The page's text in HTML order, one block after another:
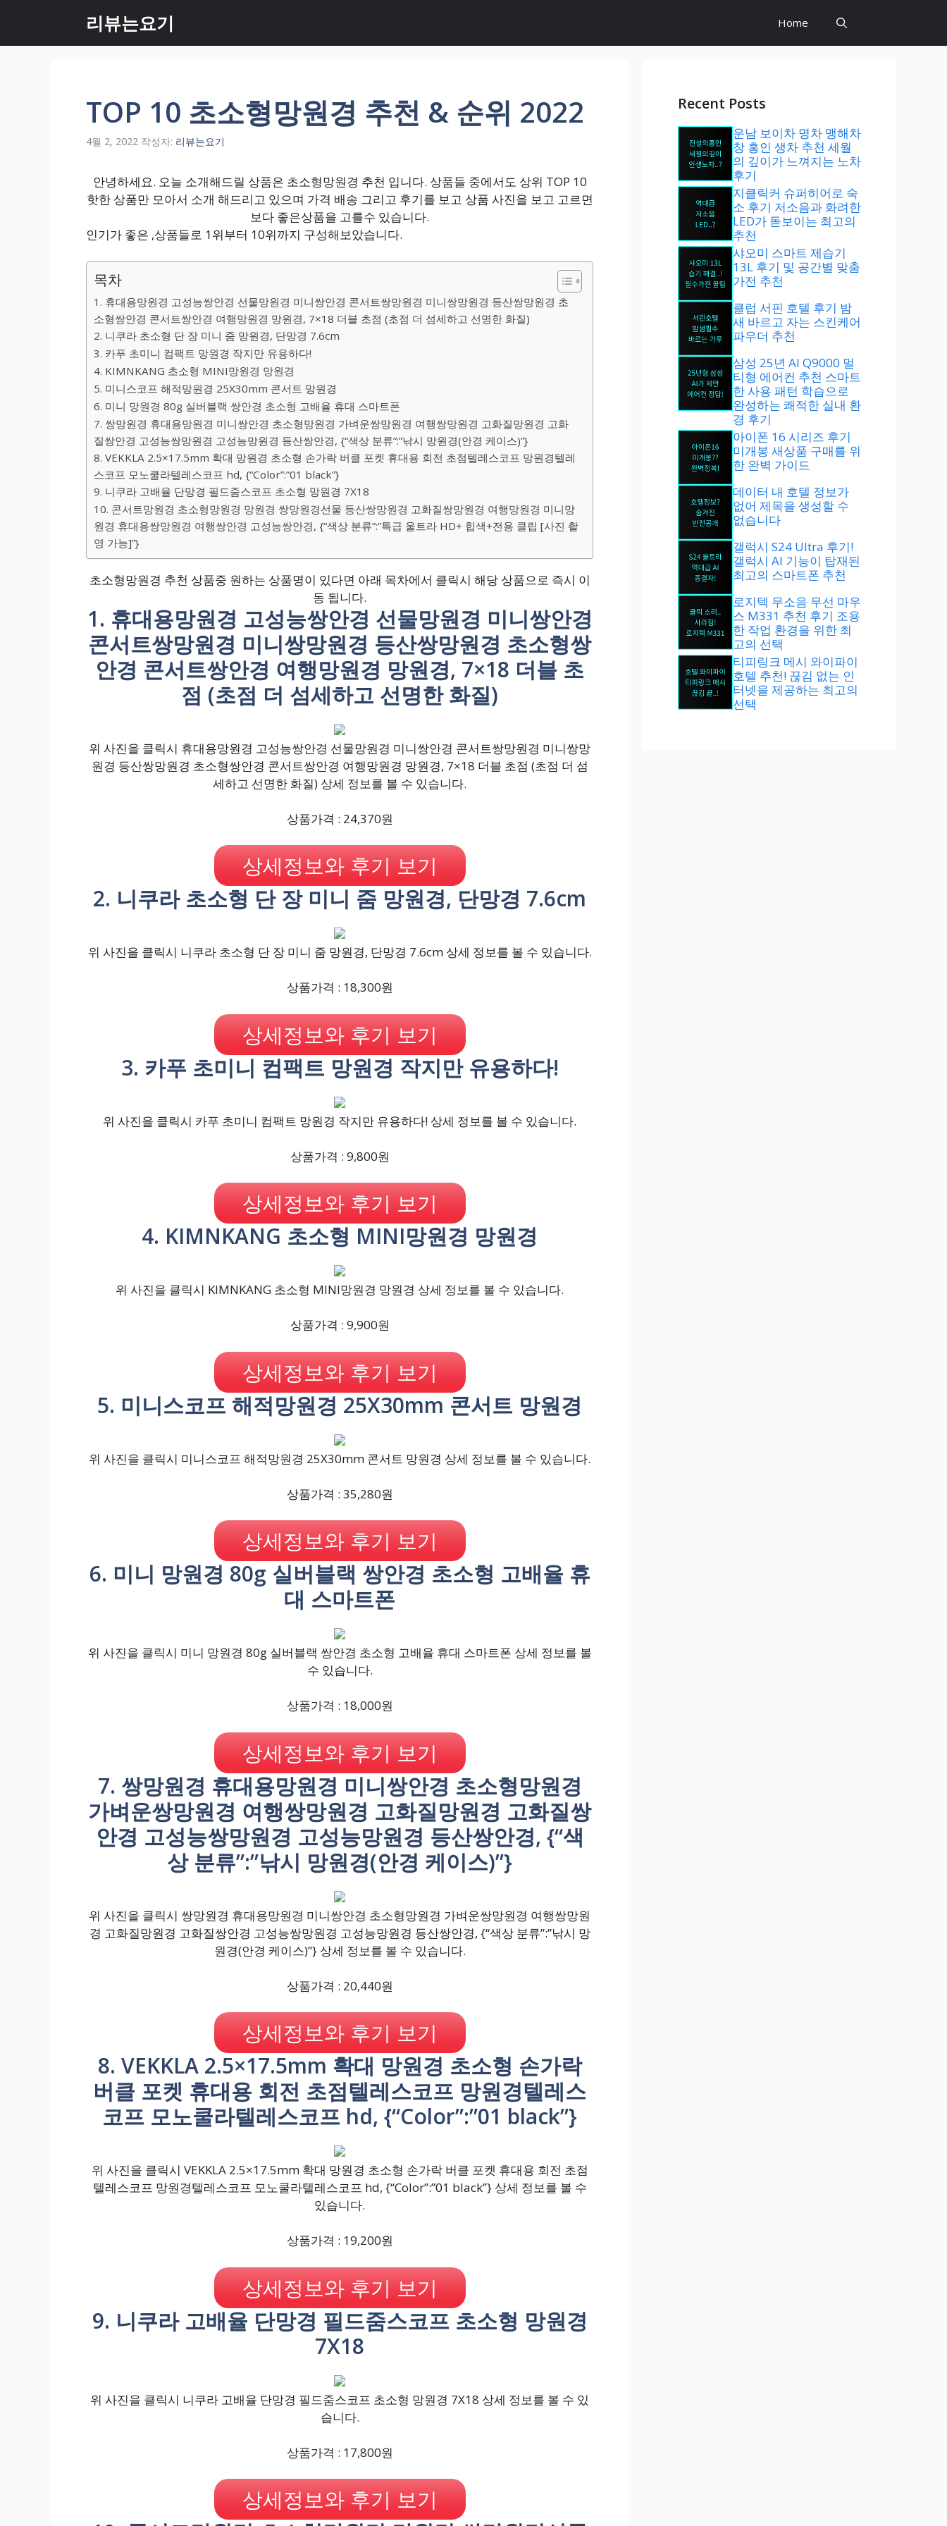
츠
리뷰는요기 Home
TOP 10 초소형망원경 추천 & 순위 2022
4월 2, 2022 작성자: 리뷰는요기
안녕하세요. 오늘 소개해드릴 상품은 초소형망원경 추천 입니다. 상품들 중에서도 상위 TOP 10
핫한 상품만 모아서 소개 해드리고 있으며 가격 배송 그리고 후기를 보고 상품 사진을 보고 고르면
보다 좋은상품을 고를수 있습니다.
인기가 좋은 ,상품들로 1위부터 10위까지 구성해보았습니다.
목차
1. 휴대용망원경 고성능쌍안경 선물망원경 미니쌍안경 콘서트쌍망원경 미니쌍망원경 등산쌍망원경 초
소형쌍안경 콘서트쌍안경 여행망원경 망원경, 7×18 더블 초점 (초점 더 섬세하고 선명한 화질)
2. 니쿠라 초소형 단 장 미니 줌 망원경, 단망경 7.6cm
3. 카푸 초미니 컴팩트 망원경 작지만 유용하다!
4. KIMNKANG 초소형 MINI망원경 망원경
5. 미니스코프 해적망원경 25X30mm 콘서트 망원경
6. 미니 망원경 80g 실버블랙 쌍안경 초소형 고배율 휴대 스마트폰
7. 쌍망원경 휴대용망원경 미니쌍안경 초소형망원경 가벼운쌍망원경 여행쌍망원경 고화질망원경 고화
질쌍안경 고성능쌍망원경 고성능망원경 등산쌍안경, {“색상 분류”:”낚시 망원경(안경 케이스)”}
8. VEKKLA 2.5×17.5mm 확대 망원경 초소형 손가락 버클 포켓 휴대용 회전 초점텔레스코프 망원경텔레
스코프 모노쿨라텔레스코프 hd, {“Color”:”01 black”}
9. 니쿠라 고배율 단망경 필드줌스코프 초소형 망원경 7X18
10. 콘서트망원경 초소형망원경 망원경 쌍망원경선물 등산쌍망원경 고화질쌍망원경 여행망원경 미니망
원경 휴대용쌍망원경 여행쌍안경 고성능쌍안경, {“색상 분류”:”특급 울트라 HD+ 힙색+전용 클립 [사진 촬
영 가능]”}
초소형망원경 추천 상품중 원하는 상품명이 있다면 아래 목차에서 클릭시 해당 상품으로 즉시 이
동 됩니다.
1. 휴대용망원경 고성능쌍안경 선물망원경 미니쌍안경
콘서트쌍망원경 미니쌍망원경 등산쌍망원경 초소형쌍
안경 콘서트쌍안경 여행망원경 망원경, 7×18 더블 초
점 (초점 더 섬세하고 선명한 화질)
위 사진을 클릭시 휴대용망원경 고성능쌍안경 선물망원경 미니쌍안경 콘서트쌍망원경 미니쌍망
원경 등산쌍망원경 초소형쌍안경 콘서트쌍안경 여행망원경 망원경, 7×18 더블 초점 (초점 더 섬
세하고 선명한 화질) 상세 정보를 볼 수 있습니다.
상품가격 : 24,370원
상세정보와 후기 보기
2. 니쿠라 초소형 단 장 미니 줌 망원경, 단망경 7.6cm
위 사진을 클릭시 니쿠라 초소형 단 장 미니 줌 망원경, 단망경 7.6cm 상세 정보를 볼 수 있습니다.
상품가격 : 18,300원
상세정보와 후기 보기
3. 카푸 초미니 컴팩트 망원경 작지만 유용하다!
위 사진을 클릭시 카푸 초미니 컴팩트 망원경 작지만 유용하다! 상세 정보를 볼 수 있습니다.
상품가격 : 9,800원
상세정보와 후기 보기
4. KIMNKANG 초소형 MINI망원경 망원경
위 사진을 클릭시 KIMNKANG 초소형 MINI망원경 망원경 상세 정보를 볼 수 있습니다.
상품가격 : 9,900원
상세정보와 후기 보기
5. 미니스코프 해적망원경 25X30mm 콘서트 망원경
위 사진을 클릭시 미니스코프 해적망원경 25X30mm 콘서트 망원경 상세 정보를 볼 수 있습니다.
상품가격 : 35,280원
상세정보와 후기 보기
6. 미니 망원경 80g 실버블랙 쌍안경 초소형 고배율 휴
대 스마트폰
위 사진을 클릭시 미니 망원경 80g 실버블랙 쌍안경 초소형 고배율 휴대 스마트폰 상세 정보를 볼
수 있습니다.
상품가격 : 18,000원
상세정보와 후기 보기
7. 쌍망원경 휴대용망원경 미니쌍안경 초소형망원경
가벼운쌍망원경 여행쌍망원경 고화질망원경 고화질쌍
안경 고성능쌍망원경 고성능망원경 등산쌍안경, {“색
상 분류”:”낚시 망원경(안경 케이스)”}
위 사진을 클릭시 쌍망원경 휴대용망원경 미니쌍안경 초소형망원경 가벼운쌍망원경 여행쌍망원
경 고화질망원경 고화질쌍안경 고성능쌍망원경 고성능망원경 등산쌍안경, {“색상 분류”:”낚시 망
원경(안경 케이스)”} 상세 정보를 볼 수 있습니다.
상품가격 : 20,440원
상세정보와 후기 보기
8. VEKKLA 2.5×17.5mm 확대 망원경 초소형 손가락
버클 포켓 휴대용 회전 초점텔레스코프 망원경텔레스
코프 모노쿨라텔레스코프 hd, {“Color”:”01 black”}
위 사진을 클릭시 VEKKLA 2.5×17.5mm 확대 망원경 초소형 손가락 버클 포켓 휴대용 회전 초점
텔레스코프 망원경텔레스코프 모노쿨라텔레스코프 hd, {“Color”:”01 black”} 상세 정보를 볼 수
있습니다.
상품가격 : 19,200원
상세정보와 후기 보기
9. 니쿠라 고배율 단망경 필드줌스코프 초소형 망원경
7X18
위 사진을 클릭시 니쿠라 고배율 단망경 필드줌스코프 초소형 망원경 7X18 상세 정보를 볼 수 있
습니다.
상품가격 : 17,800원
상세정보와 후기 보기
Recent Posts
운남 보이차 명차 맹해차
창 홍인 생차 추천 세월
의 깊이가 느껴지는 노차
후기
지클릭커 슈퍼히어로 숙
소 후기 저소음과 화려한
LED가 돋보이는 최고의
추천
샤오미 스마트 제습기
13L 후기 및 공간별 맞춤
가전 추천
클럽 서핀 호텔 후기 밤
새 바르고 자는 스킨케어
파우더 추천
삼성 25년 AI Q9000 멀
티형 에어컨 추천 스마트
한 사용 패턴 학습으로
완성하는 쾌적한 실내 환
경 후기
아이폰 16 시리즈 후기
미개봉 새상품 구매를 위
한 완벽 가이드
데이터 내 호텔 정보가
없어 제목을 생성할 수
없습니다
갤럭시 S24 Ultra 후기!
갤럭시 AI 기능이 탑재된
최고의 스마트폰 추천
로지텍 무소음 무선 마우
스 M331 추천 후기 조용
한 작업 환경을 위한 최
고의 선택
티피링크 메시 와이파이
호텔 추천! 끊김 없는 인
터넷을 제공하는 최고의
선택